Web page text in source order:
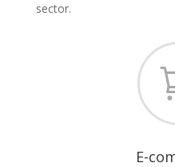
sector.
E-